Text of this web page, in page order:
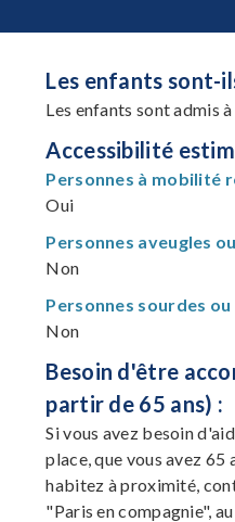
Les enfants sont-
Les enfants sont admis
Accessibilité
Personnes à mobilité
Oui
Personnes aveugles
Non
Personnes sourdes
Non
Besoin d'être
partir de 65 ans) :
Si vous avez besoin
place, que vous avez 65
habitez à proximité,
"Paris en compagnie",